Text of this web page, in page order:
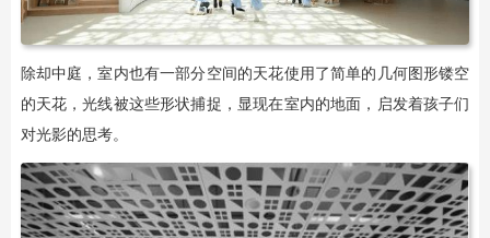
除却中庭，室内也有一部分空间的天花使用了简单的几何图形镂空
的天花，光线被这些形状捕捉，显现在室内的地面，启发着孩子们
对光影的思考。